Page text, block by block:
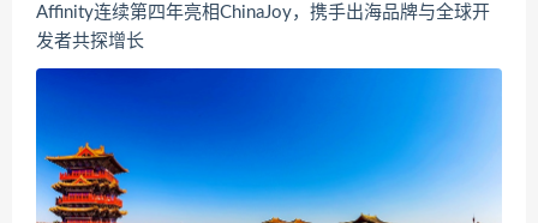
Affinity连续第四年亮相ChinaJoy，携手出海品牌与全球开
发者共探增长